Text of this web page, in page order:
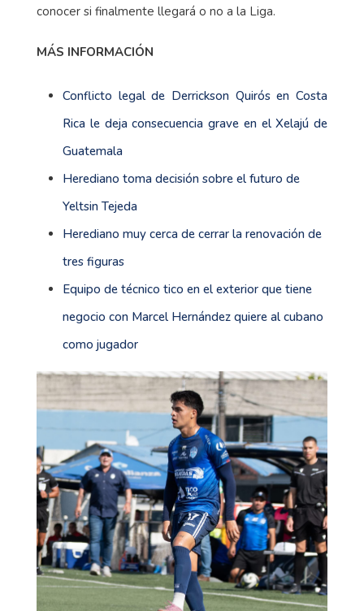
conocer si finalmente llegará o no a la Liga.
MÁS INFORMACIÓN
Conflicto legal de Derrickson Quirós en Costa
Rica le deja consecuencia grave en el Xelajú de
Guatemala
Herediano toma decisión sobre el futuro de
Yeltsin Tejeda
Herediano muy cerca de cerrar la renovación de
tres figuras
Equipo de técnico tico en el exterior que tiene
negocio con Marcel Hernández quiere al cubano
como jugador